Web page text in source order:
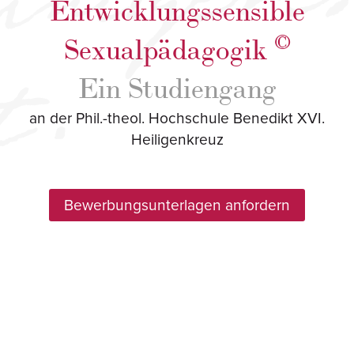
Entwicklungssensible
Sexualpädagogik ©
Ein Studiengang
an der Phil.-theol. Hochschule Benedikt XVI.
Heiligenkreuz
Bewerbungsunterlagen anfordern